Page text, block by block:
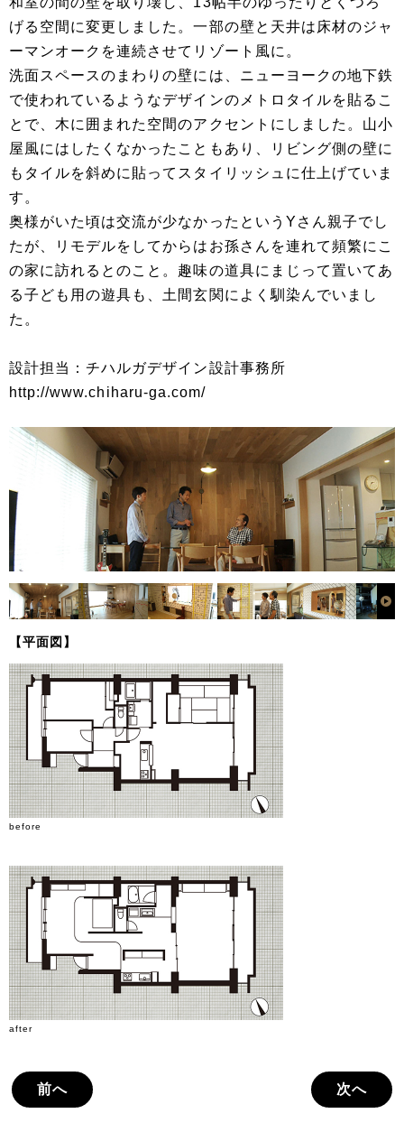
げる空間に変更しました。一部の壁と天井は床材のジャ
ーマンオークを連続させてリゾート風に。
洗面スペースのまわりの壁には、ニューヨークの地下鉄
で使われているようなデザインのメトロタイルを貼るこ
とで、木に囲まれた空間のアクセントにしました。山小
屋風にはしたくなかったこともあり、リビング側の壁に
もタイルを斜めに貼ってスタイリッシュに仕上げていま
す。
奥様がいた頃は交流が少なかったというYさん親子でし
たが、リモデルをしてからはお孫さんを連れて頻繁にこ
の家に訪れるとのこと。趣味の道具にまじって置いてあ
る子ども用の遊具も、土間玄関によく馴染んでいまし
た。
設計担当：チハルガデザイン設計事務所
http://www.chiharu-ga.com/
【平面図】
before
after
前へ 次へ